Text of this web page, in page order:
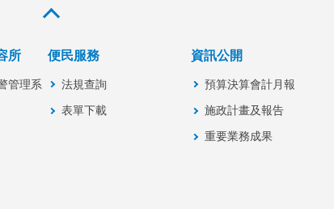
所
管理系
便民服務
法規查詢
表單下載
資訊公開
預算決算會計月報
施政計畫及報告
重要業務成果